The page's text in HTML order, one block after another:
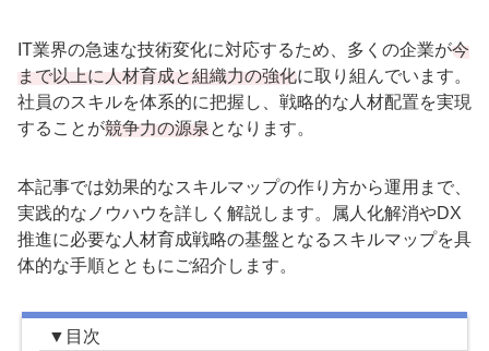
IT業界の急速な技術変化に対応するため、多くの企業が今
まで以上に人材育成と組織力の強化に取り組んでいます。
社員のスキルを体系的に把握し、戦略的な人材配置を実現
することが競争力の源泉 となります。
本記事では効果的なスキルマップの作り方から運用まで、
実践的なノウハウを詳しく解説します。属人化解消やDX
推進に必要な人材育成戦略の基盤となるスキルマップを具
体的な手順とともにご紹介します。